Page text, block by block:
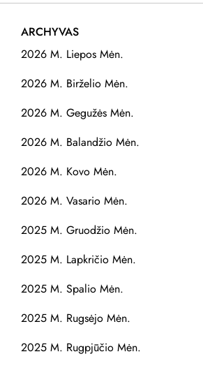
ARCHYVAS
2026 M. Liepos Mėn.
2026 M. Birželio Mėn.
2026 M. Gegužės Mėn.
2026 M. Balandžio Mėn.
2026 M. Kovo Mėn.
2026 M. Vasario Mėn.
2025 M. Gruodžio Mėn.
2025 M. Lapkričio Mėn.
2025 M. Spalio Mėn.
2025 M. Rugsėjo Mėn.
2025 M. Rugpjūčio Mėn.